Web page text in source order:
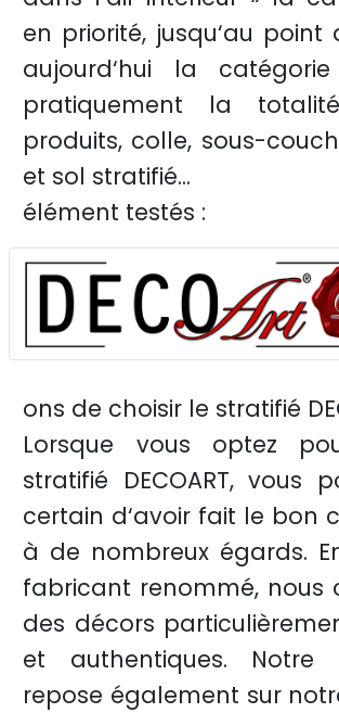
en priorité, jusqu‘au point
aujourd‘hui la
pratiquement la
produits, colle, sous-
et sol stratifié...
élément testés :
ons de choisir le stratifié
Lorsque vous optez
stratifié DECOART, vous
certain d‘avoir fait le bon
à de nombreux égards.
fabricant renommé, nous
des décors
et authentiques. Notre
repose également sur